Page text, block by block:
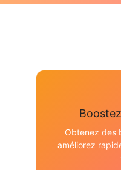
Obtenez des
améliorez